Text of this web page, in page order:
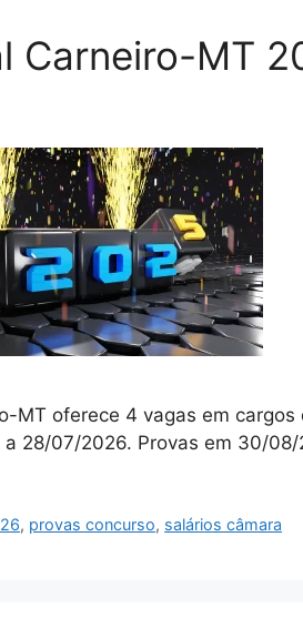
Carneiro-MT
MT oferece 4 vagas em
28/07/2026. Provas em 30/08/
, provas concurso, salários câmara